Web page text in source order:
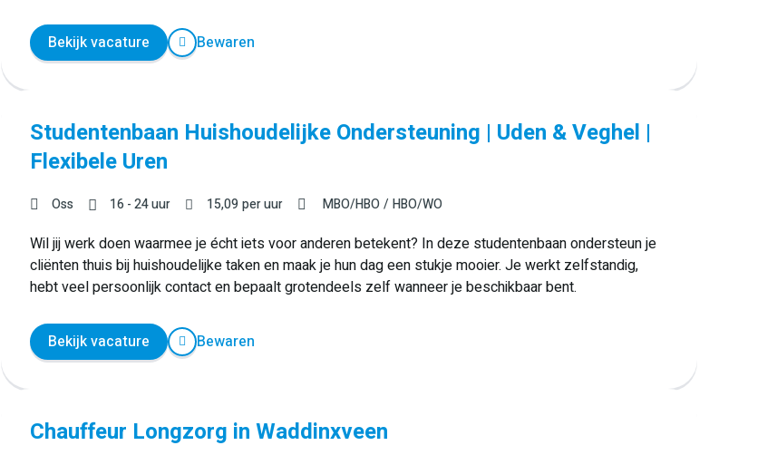
Bekijk vacature Bewaren
Studentenbaan Huishoudelijke Ondersteuning | Uden & Veghel |
Flexibele Uren
Oss 16 - 24 uur 15,09per uur MBO/HBO HBO/WO
Wil jij werk doen waarmee je écht iets voor anderen betekent? In deze studentenbaan ondersteun je
cliënten thuis bij huishoudelijke taken en maak je hun dag een stukje mooier. Je werkt zelfstandig,
hebt veel persoonlijk contact en bepaalt grotendeels zelf wanneer je beschikbaar bent.
Bekijk vacature Bewaren
Chauffeur Longzorg in Waddinxveen